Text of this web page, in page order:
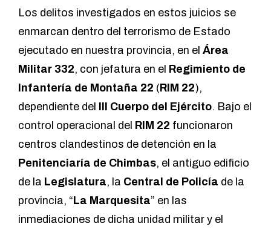
Los delitos investigados en estos juicios se
enmarcan dentro del terrorismo de Estado
ejecutado en nuestra provincia, en el Área
Militar 332, con jefatura en el Regimiento de
Infantería de Montaña 22 (RIM 22),
dependiente del III Cuerpo del Ejército. Bajo el
control operacional del RIM 22 funcionaron
centros clandestinos de detención en la
Penitenciaría de Chimbas, el antiguo edificio
de la Legislatura, la Central de Policía de la
provincia, “La Marquesita” en las
inmediaciones de dicha unidad militar y el